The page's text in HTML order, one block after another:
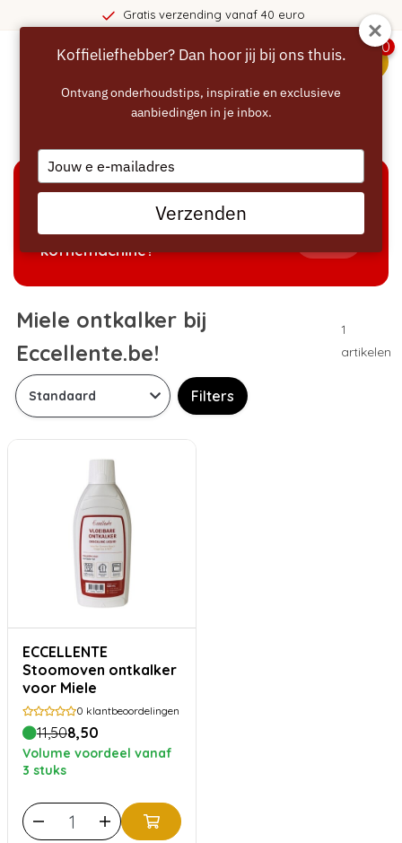
Gratis verzending vanaf 40 euro
0
Welke producten passen bij mijn
koffiemachine?
Miele ontkalker bij
Eccellente.be!
1
artikelen
Filters
ECCELLENTE
Stoomoven ontkalker
voor Miele
0 klantbeoordelingen
11,508,50
Volume voordeel vanaf
3 stuks
Koffieliefhebber? Dan hoor jij bij ons thuis.
Ontvang onderhoudstips, inspiratie en exclusieve
aanbiedingen in je inbox.
Type
your
email
Verzenden